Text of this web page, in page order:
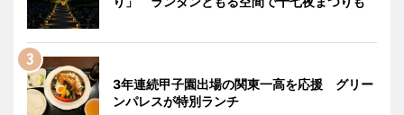
3年連続甲子園出場の関東一高を応援 グリー
ンパレスが特別ランチ